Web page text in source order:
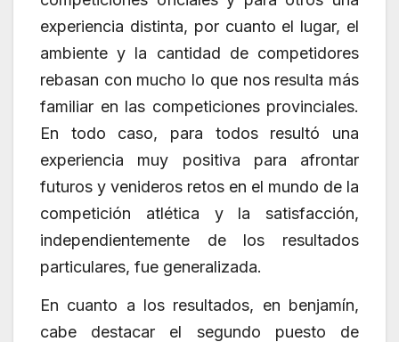
experiencia distinta, por cuanto el lugar, el
ambiente y la cantidad de competidores
rebasan con mucho lo que nos resulta más
familiar en las competiciones provinciales.
En todo caso, para todos resultó una
experiencia muy positiva para afrontar
futuros y venideros retos en el mundo de la
competición atlética y la satisfacción,
independientemente de los resultados
particulares, fue generalizada.
En cuanto a los resultados, en benjamín,
cabe destacar el segundo puesto de